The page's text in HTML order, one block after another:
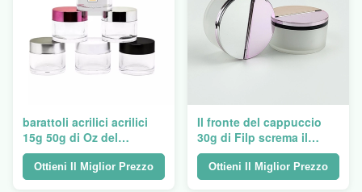
barattoli acrilici acrilici
15g 50g di Oz del
contenitore di polvere
240ml 1
Ottieni Il Miglior Prezzo
Il fronte del cappuccio
30g di Filp screma il
barattolo 2 in 1 barattolo
della crema di notte e del
giorno
Ottieni Il Miglior Prezzo